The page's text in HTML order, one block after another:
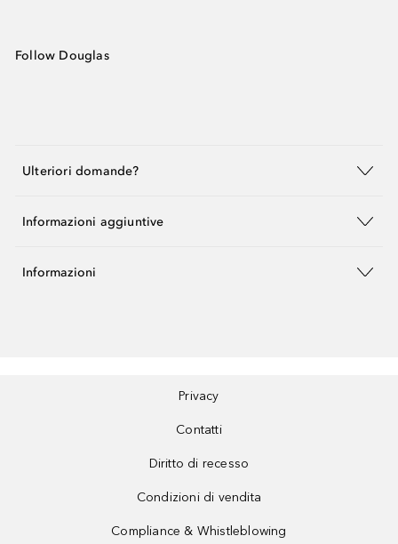
Follow Douglas
Ulteriori domande?
Informazioni aggiuntive
Informazioni
Privacy
Contatti
Diritto di recesso
Condizioni di vendita
Compliance & Whistleblowing